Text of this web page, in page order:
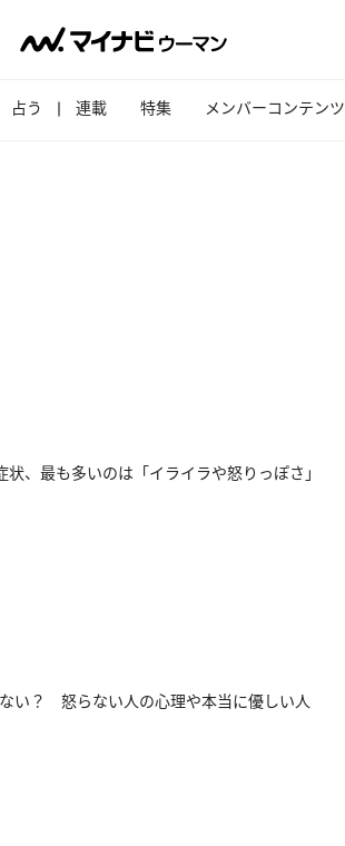
占う 連載 特集 メンバーコンテンツ
、最も多いのは「イライラや怒りっぽさ」
い？ 怒らない人の心理や本当に優しい人